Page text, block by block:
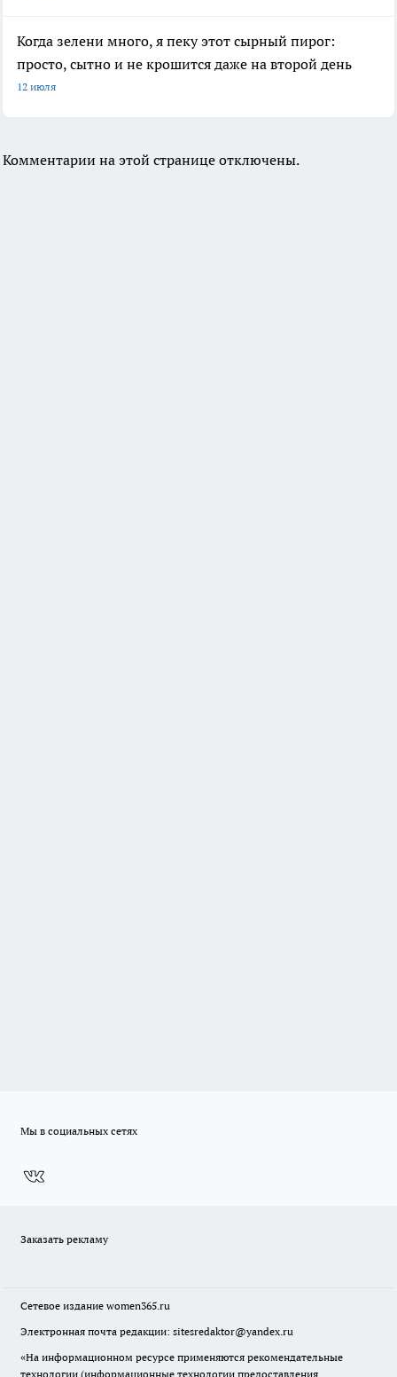
Когда зелени много, я пеку этот сырный пирог:
просто, сытно и не крошится даже на второй день
12 июля
Комментарии на этой странице отключены.
Мы в социальных сетях
Заказать рекламу
Сетевое издание women365.ru
Электронная почта редакции: sitesredaktor@yandex.ru
«На информационном ресурсе применяются рекомендательные
технологии (информационные технологии предоставления